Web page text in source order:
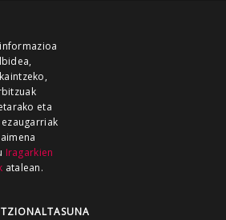
GUKA
eta
Iragarkien
atalean.